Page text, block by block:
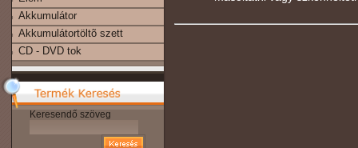
Akkumulátor
Akkumulátortöltõ szett
CD - DVD tok
Keresendő szöveg